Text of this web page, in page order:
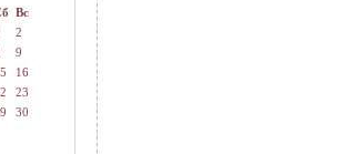
Вс
2
9
16
23
30